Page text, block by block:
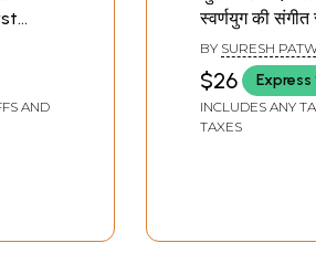
AND
स्वर्णयुग की संगीत
Melodious
(Musician of
Age of Indian
BY SURESH
$26
INCLUDES ANY
TAXES